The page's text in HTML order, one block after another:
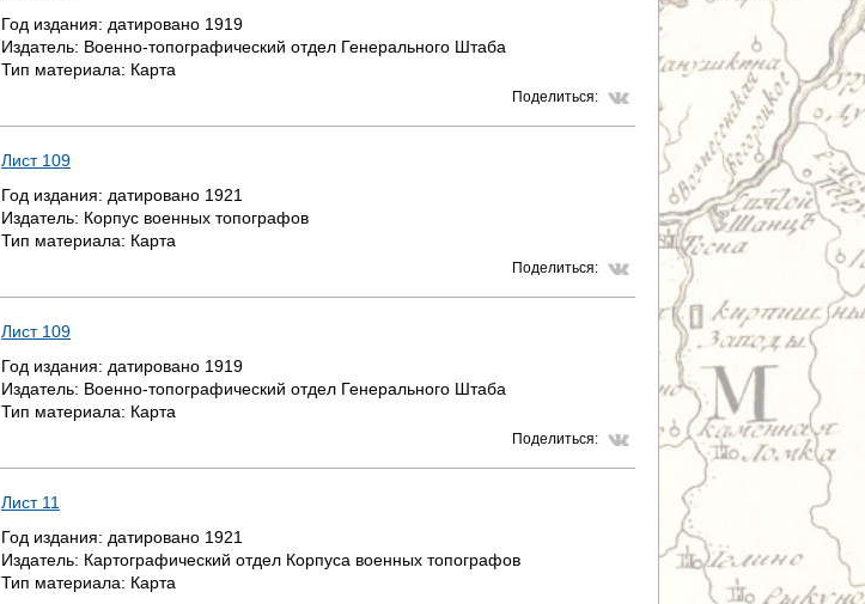
Год издания: датировано 1919
Издатель: Военно-топографический отдел Генерального Штаба
Тип материала: Карта
Поделиться:
Лист 109
Год издания: датировано 1921
Издатель: Корпус военных топографов
Тип материала: Карта
Поделиться:
Лист 109
Год издания: датировано 1919
Издатель: Военно-топографический отдел Генерального Штаба
Тип материала: Карта
Поделиться:
Лист 11
Год издания: датировано 1921
Издатель: Картографический отдел Корпуса военных топографов
Тип материала: Карта